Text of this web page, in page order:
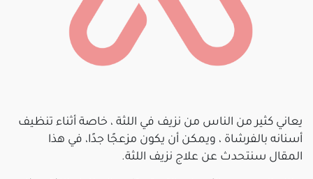
يعاني كثير من الناس من نزيف في اللثة ، خاصة أثناء تنظيف
أسنانه بالفرشاة ، ويمكن أن يكون مزعجًا جدًا، في هذا
المقال سنتحدث عن علاج نزيف اللثة.